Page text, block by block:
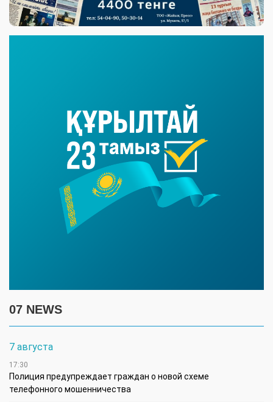
07 NEWS
7 августа
17:30
Полиция предупреждает граждан о новой схеме
телефонного мошенничества